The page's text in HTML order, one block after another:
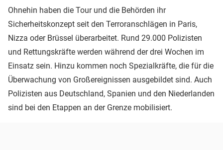
Ohnehin haben die Tour und die Behörden ihr
Sicherheitskonzept seit den Terroranschlägen in Paris,
Nizza oder Brüssel überarbeitet. Rund 29.000 Polizisten
und Rettungskräfte werden während der drei Wochen im
Einsatz sein. Hinzu kommen noch Spezialkräfte, die für die
Überwachung von Großereignissen ausgebildet sind. Auch
Polizisten aus Deutschland, Spanien und den Niederlanden
sind bei den Etappen an der Grenze mobilisiert.